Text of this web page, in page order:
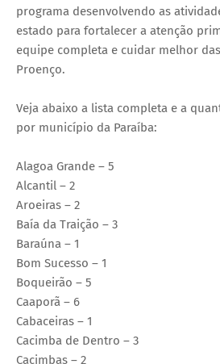
programa desenvolvendo as
estado para fortalecer a atenção
equipe completa e cuidar melhor
Proenço.
Veja abaixo a lista completa e a
por município da Paraíba:
Alagoa Grande – 5
Alcantil – 2
Aroeiras – 2
Baía da Traição – 3
Baraúna – 1
Bom Sucesso – 1
Boqueirão – 5
Caaporã – 6
Cabaceiras – 1
Cacimba de Dentro – 3
Cacimbas – 2